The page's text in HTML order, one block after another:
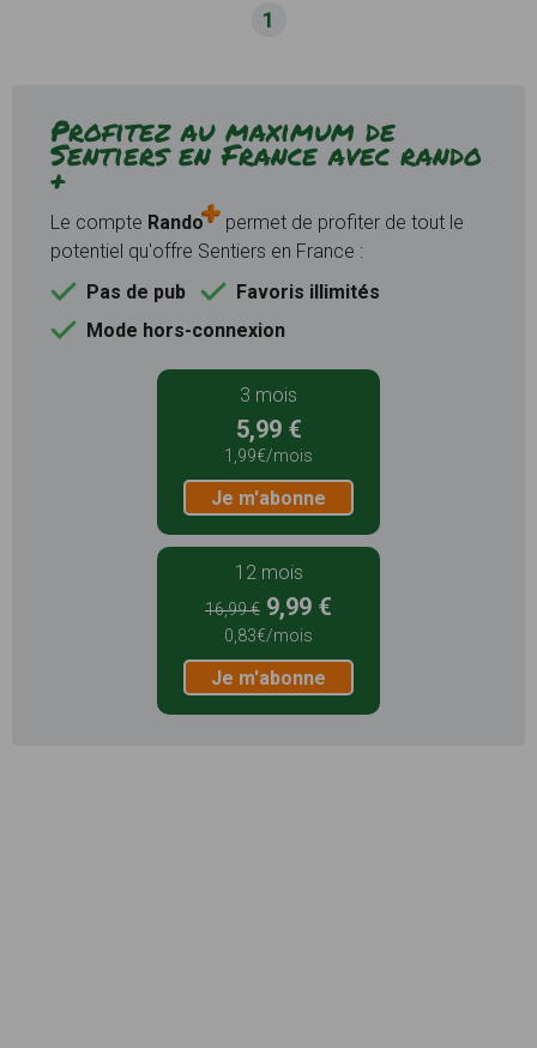
1
Profitez au maximum de
Sentiers en France avec rando
+
Le compte Rando
permet de profiter de tout le
potentiel qu'offre Sentiers en France :
Pas de pub
Favoris illimités
Mode hors-connexion
3 mois
5,99 €
1,99€/mois
Je m'abonne
12 mois
16,99 € 9,99 €
0,83€/mois
Je m'abonne